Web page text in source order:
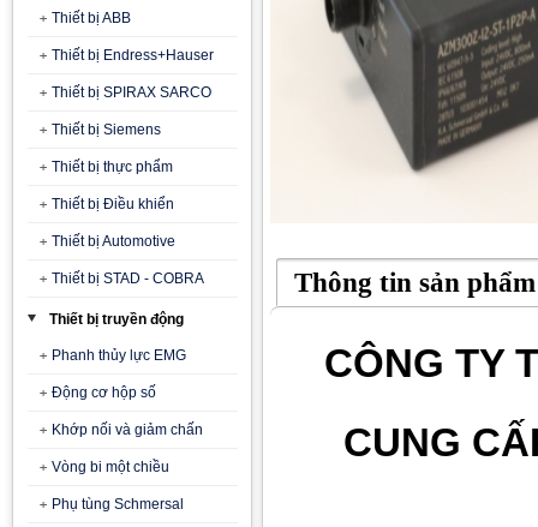
Thiết bị ABB
Thiết bị Endress+Hauser
Thiết bị SPIRAX SARCO
Thiết bị Siemens
Thiết bị thực phẩm
Thiết bị Điều khiển
Thiết bị Automotive
Thiết bị STAD - COBRA
Thiết bị truyền động
Phanh thủy lực EMG
Động cơ hộp số
Khớp nối và giảm chấn
Vòng bi một chiều
Phụ tùng Schmersal
Thông tin sản phẩm
CÔNG TY
CUNG